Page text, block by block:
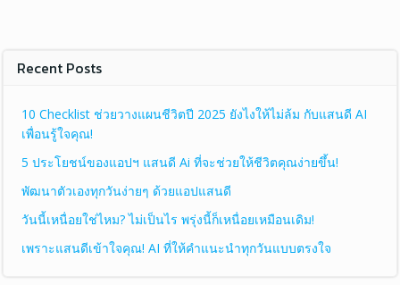
Recent Posts
10 Checklist ช่วยวางแผนชีวิตปี 2025 ยังไงให้ไม่ล้ม กับแสนดี AI
เพื่อนรู้ใจคุณ!
5 ประโยชน์ของแอปฯ แสนดี Ai ที่จะช่วยให้ชีวิตคุณง่ายขึ้น!
พัฒนาตัวเองทุกวันง่ายๆ ด้วยแอปแสนดี
วันนี้เหนื่อยใช่ไหม? ไม่เป็นไร พรุ่งนี้ก็เหนื่อยเหมือนเดิม!
เพราะแสนดีเข้าใจคุณ! AI ที่ให้คำแนะนำทุกวันแบบตรงใจ